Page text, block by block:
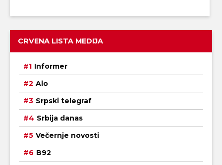
CRVENA LISTA MEDIJA
Informer
Alo
Srpski telegraf
Srbija danas
Večernje novosti
B92